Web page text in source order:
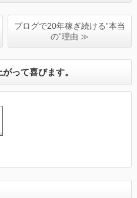
ブログで20年稼ぎ続ける”本当
の”理由 ≫
って喜びます。